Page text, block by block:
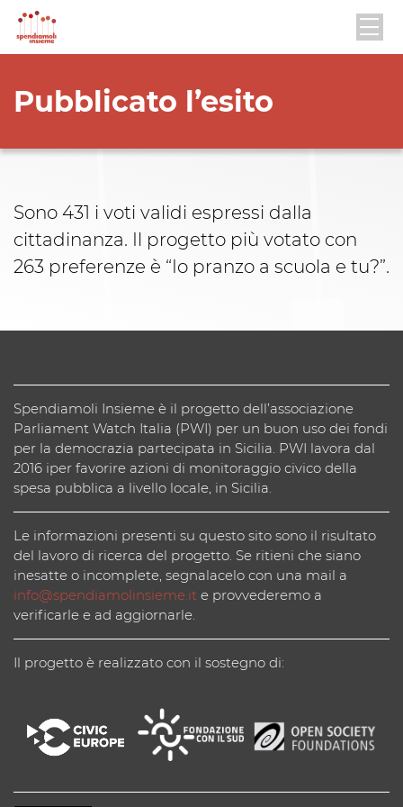
Pubblicato l’esito
Sono 431 i voti validi espressi dalla
cittadinanza. Il progetto più votato con
263 preferenze è “Io pranzo a scuola e tu?”.
Spendiamoli Insieme è il progetto dell’associazione
Parliament Watch Italia (PWI) per un buon uso dei fondi
per la democrazia partecipata in Sicilia. PWI lavora dal
2016 iper favorire azioni di monitoraggio civico della
spesa pubblica a livello locale, in Sicilia.
Le informazioni presenti su questo sito sono il risultato
del lavoro di ricerca del progetto. Se ritieni che siano
inesatte o incomplete, segnalacelo con una mail a
info@spendiamolinsieme.it e provvederemo a
verificarle e ad aggiornarle.
Il progetto è realizzato con il sostegno di: